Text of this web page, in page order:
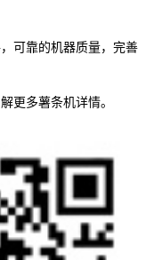
可靠的机器质量，完善
更多薯条机详情。